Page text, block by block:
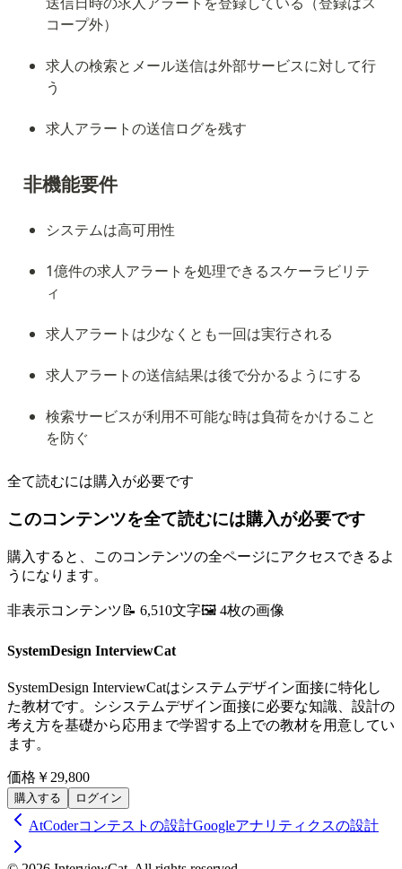
コープ外）
求人の検索とメール送信は外部サービスに対して行
う
求人アラートの送信ログを残す
非機能要件
システムは高可用性
1億件の求人アラートを処理できるスケーラビリテ
ィ
求人アラートは少なくとも一回は実行される
求人アラートの送信結果は後で分かるようにする
検索サービスが利用不可能な時は負荷をかけること
を防ぐ
全て読むには購入が必要です
このコンテンツを全て読むには購入が必要です
購入すると、このコンテンツの全ページにアクセスできるよ
うになります。
非表示コンテンツ 📝 6,510文字🖼️ 4枚の画像
SystemDesign InterviewCat
SystemDesign InterviewCatはシステムデザイン面接に特化し
た教材です。シシステムデザイン面接に必要な知識、設計の
考え方を基礎から応用まで学習する上での教材を用意してい
ます。
価格 ￥29,800
購入する ログイン
AtCoderコンテストの設計Googleアナリティクスの設計